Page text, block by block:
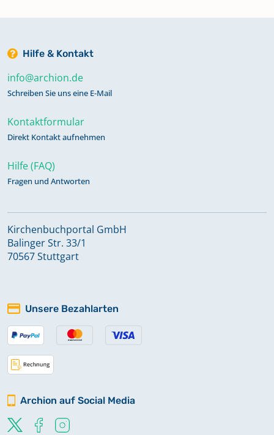
Hilfe & Kontakt
info@archion.de
Schreiben Sie uns eine E-Mail
Kontaktformular
Direkt Kontakt aufnehmen
Hilfe (FAQ)
Fragen und Antworten
Kirchenbuchportal GmbH
Balinger Str. 33/1
70567 Stuttgart
Unsere Bezahlarten
Archion auf Social Media